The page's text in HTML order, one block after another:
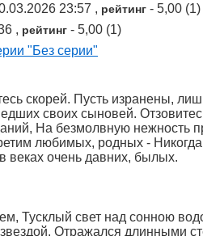
23:57 , рейтинг - 5,00 (1)
, рейтинг - 5,00 (1)
"Без серии"
скорей. Пусть изранены,
своих сыновей.
На безмолвную нежность
любимых, родных -
веках очень давних, былых.
Тусклый свет над сонною
Отражался длинными